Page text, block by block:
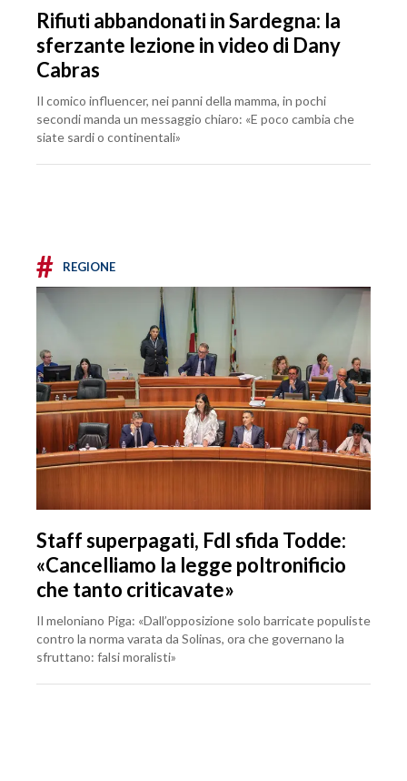
Rifiuti abbandonati in Sardegna: la
sferzante lezione in video di Dany
Cabras
Il comico influencer, nei panni della mamma, in pochi
secondi manda un messaggio chiaro: «E poco cambia che
siate sardi o continentali»
# REGIONE
Staff superpagati, FdI sfida Todde:
«Cancelliamo la legge poltronificio
che tanto criticavate»
Il meloniano Piga: «Dall’opposizione solo barricate populiste
contro la norma varata da Solinas, ora che governano la
sfruttano: falsi moralisti»